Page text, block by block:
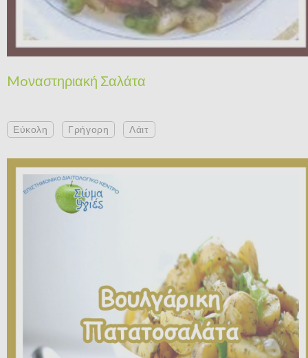
Moναστηριακή Σαλάτα
Εύκολη Γρήγορη Λάιτ